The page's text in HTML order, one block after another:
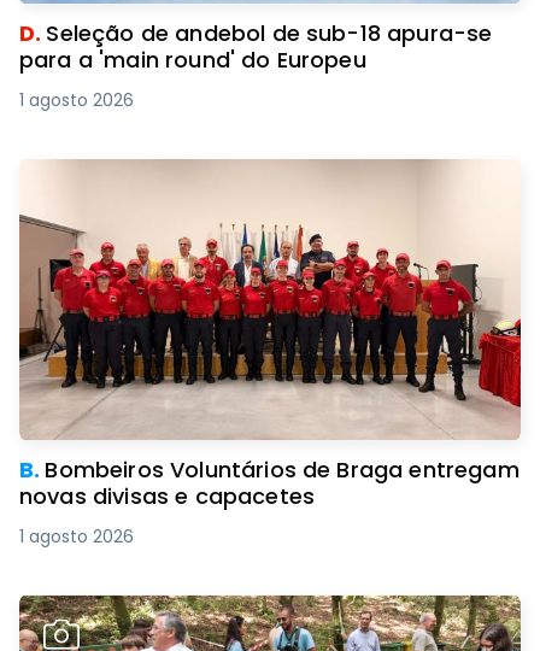
D. Seleção de andebol de sub-18 apura-se
para a 'main round' do Europeu
1 agosto 2026
B. Bombeiros Voluntários de Braga entregam
novas divisas e capacetes
1 agosto 2026